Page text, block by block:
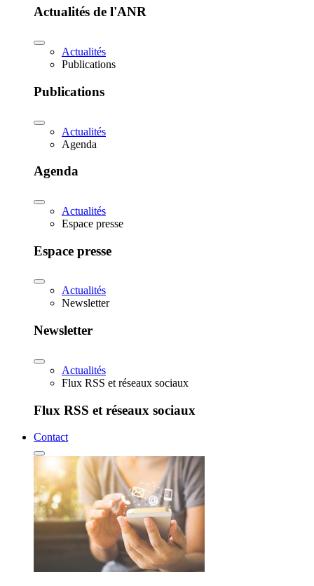
Actualités de l'ANR
Actualités
Publications
Publications
Actualités
Agenda
Agenda
Actualités
Espace presse
Espace presse
Actualités
Newsletter
Newsletter
Actualités
Flux RSS et réseaux sociaux
Flux RSS et réseaux sociaux
Contact